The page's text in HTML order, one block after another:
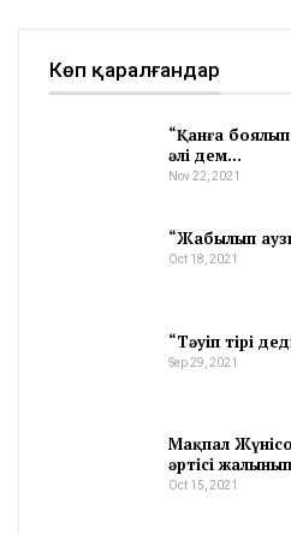
Көп қаралғандар
“Қанға
әлі дем…
Nov 22, 2021
“Жабылып
Oct 18, 2021
“Тәуіп тірі
Sep 29, 2021
Мақпал
әртісі
Oct 15, 2021